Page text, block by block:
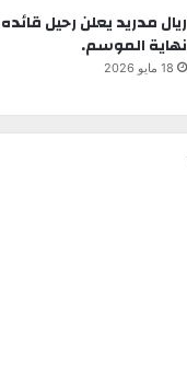
ريال مدريد يعلن رحيل
نهاية الموسم.
18 مايو 2026